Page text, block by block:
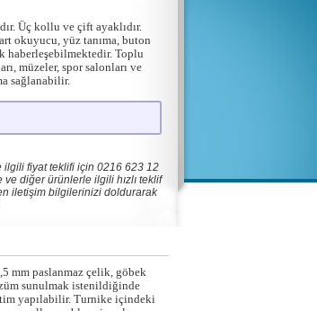
Üç kollu ve çift ayaklıdır.
okuyucu, yüz tanıma, buton
haberleşebilmektedir. Toplu
müzeler, spor salonları ve
sağlanabilir.
fiyat teklifi için 0216 623 12
diğer ürünlerle ilgili hızlı teklif
iletişim bilgilerinizi doldurarak
mm paslanmaz çelik, göbek
sunulmak istenildiğinde
yapılabilir. Turnike içindeki